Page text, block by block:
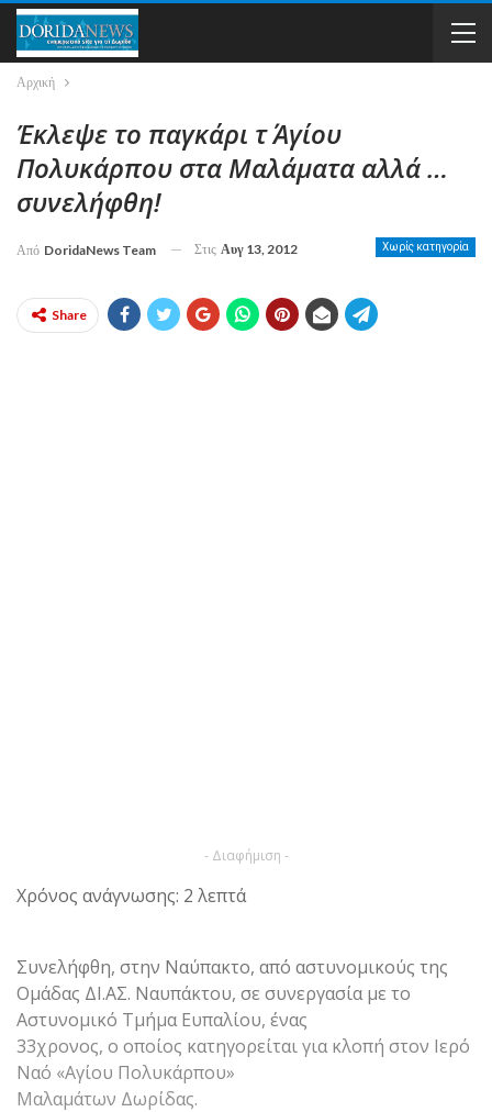
Αρχική
Έκλεψε το παγκάρι τ΄ Αγίου
Πολυκάρπου στα Μαλάματα αλλά …
συνελήφθη!
Χωρίς κατηγορία
Από DoridaNews Team Στις Αυγ 13, 2012
Share
- Διαφήμιση -
Χρόνος ανάγνωσης: 2 λεπτά
Συνελήφθη, στην Ναύπακτο, από αστυνομικούς της
Ομάδας ΔΙ.ΑΣ. Ναυπάκτου, σε συνεργασία με το
Αστυνομικό Τμήμα Ευπαλίου, ένας
33χρονος, ο οποίος κατηγορείται για κλοπή στον Ιερό
Ναό «Αγίου Πολυκάρπου»
Μαλαμάτων Δωρίδας.